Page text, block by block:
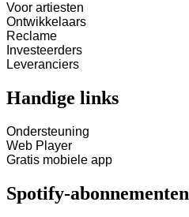
Voor artiesten
Ontwikkelaars
Reclame
Investeerders
Leveranciers
Handige links
Ondersteuning
Web Player
Gratis mobiele app
Spotify-abonnementen